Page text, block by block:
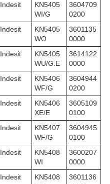
Indesit
KN5405
WI/G
3604709
0200
Indesit
KN5405
WO
3601135
0000
Indesit
KN5405
WU/G.E
3614122
0000
Indesit
KN5406
WF/G
3604944
0200
Indesit
KN5406
XE/E
3605109
0100
Indesit
KN5407
WF/G
3604945
0100
Indesit
KN5408
WI
3600207
0000
Indesit
KN5408
3601136